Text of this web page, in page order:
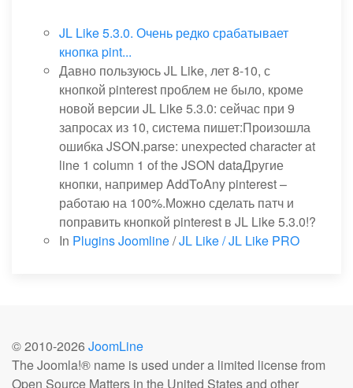
JL Like 5.3.0. Очень редко срабатывает
кнопка pint...
Давно пользуюсь JL Like, лет 8-10, с
кнопкой pinterest проблем не было, кроме
новой версии JL Like 5.3.0: сейчас при 9
запросах из 10, система пишет:Произошла
ошибка JSON.parse: unexpected character at
line 1 column 1 of the JSON dataДругие
кнопки, например AddToAny pinterest –
работаю на 100%.Можно сделать патч и
поправить кнопкой pinterest в JL Like 5.3.0!?
In Plugins Joomline/JL Like / JL Like PRO
© 2010-2026 JoomLine
The Joomla!® name is used under a limited license from
Open Source Matters in the United States and other